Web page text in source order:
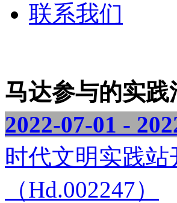
联系我们
马达参与的实践
2022-07-01 -
时代文明实践站
（Hd.002247）